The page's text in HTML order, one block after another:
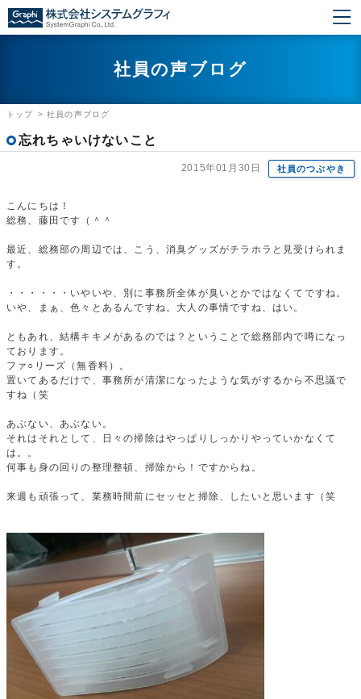
社員の声ブログ
トップ >社員の声ブログ
忘れちゃいけないこと
2015年01月30日 社員のつぶやき
こんにちは！
総務、藤田です（＾＾
最近、総務部の周辺では、こう、消臭グッズがチラホラと見受けられま
す。
・・・・・・いやいや、別に事務所全体が臭いとかではなくてですね。
いや、まぁ、色々とあるんですね。大人の事情ですね、はい。
ともあれ、結構キキメがあるのでは？ということで総務部内で噂になっ
ております。
ファ○リーズ（無香料）。
置いてあるだけで、事務所が清潔になったような気がするから不思議で
すね（笑
あぶない、あぶない。
それはそれとして、日々の掃除はやっぱりしっかりやっていかなくて
は。。
何事も身の回りの整理整頓、掃除から！ですからね。
来週も頑張って、業務時間前にセッセと掃除、したいと思います（笑